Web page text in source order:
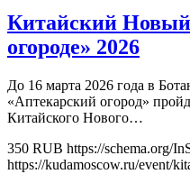
Китайский Новый
огороде» 2026
До 16 марта 2026 года в
«Аптекарский огород»
Китайского Нового…
350 RUB https://schema.org/
https://kudamoscow.ru/event/